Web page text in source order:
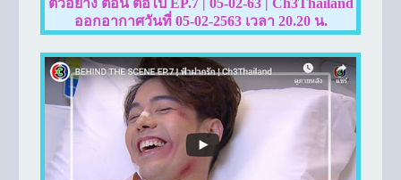
ออกอากาศวันที่ 05-02-2563 เวลา 20.20 น.